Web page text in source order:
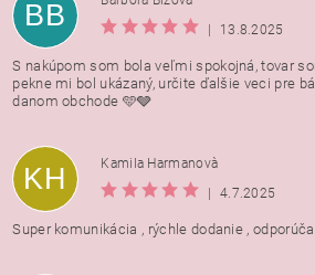
BB
|
13.8.2025
S nakúpom som bola veľmi spokojná, tovar
pekne mi bol ukázaný, určite ďalšie veci pre
danom obchode 🩵🩶
KH
Kamila Harmanovà
|
4.7.2025
Super komunikácia , rýchle dodanie ,